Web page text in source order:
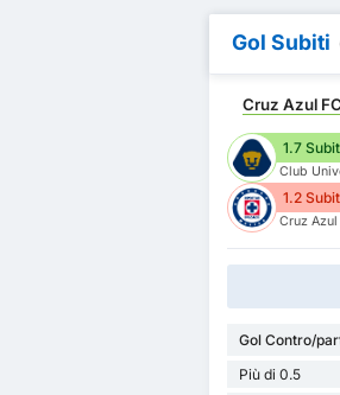
Gol Subiti
Cruz Azul FC
1.7
Club
1.2
Cruz
Gol Contro/
Più di 0.5